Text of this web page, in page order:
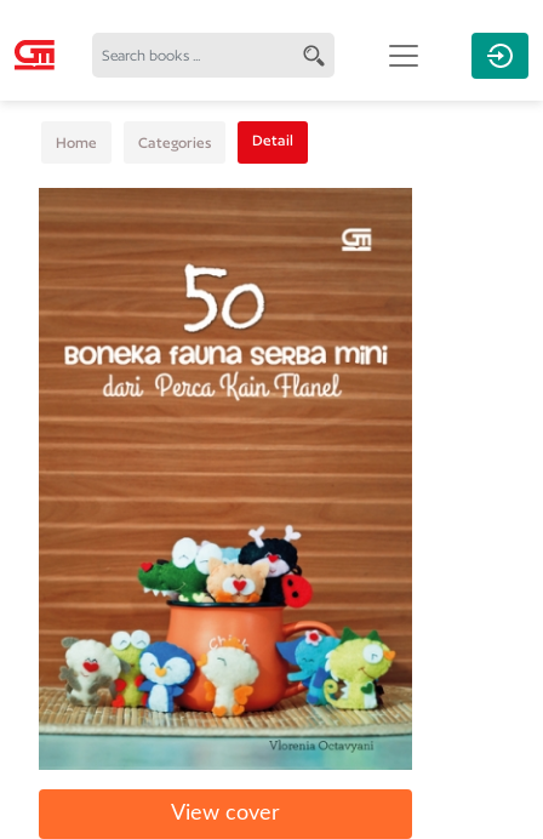
Home Categories Detail
View cover